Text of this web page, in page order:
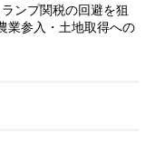
ンプ関税の回避を狙
業参入・土地取得への